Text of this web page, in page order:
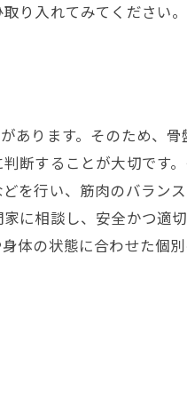
り入れてみてください。
あります。そのため、
断することが大切です
を行い、筋肉のバラン
に相談し、安全かつ適
体の状態に合わせた個